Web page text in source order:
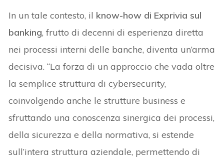
In un tale contesto, il know-how di Exprivia sul
banking, frutto di decenni di esperienza diretta
nei processi interni delle banche, diventa un’arma
decisiva. “La forza di un approccio che vada oltre
la semplice struttura di cybersecurity,
coinvolgendo anche le strutture business e
sfruttando una conoscenza sinergica dei processi,
della sicurezza e della normativa, si estende
sull’intera struttura aziendale, permettendo di